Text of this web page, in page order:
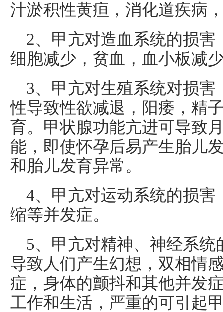
汁淤积性黄疸，消化道疾病
2、甲亢对造血系统的损
细胞减少，贫血，血小板减
3、甲亢对生殖系统对损
性导致性欲减退，阳痿，精
育。甲状腺功能亢进可导致
能，即使怀孕后易产生胎儿
和胎儿发育异常。
4、甲亢对运动系统的损
缩等并发症。
5、甲亢对精神、神经系
导致人们产生幻想，双相情
症，身体的颤抖和其他并发
工作和生活，严重的可引起